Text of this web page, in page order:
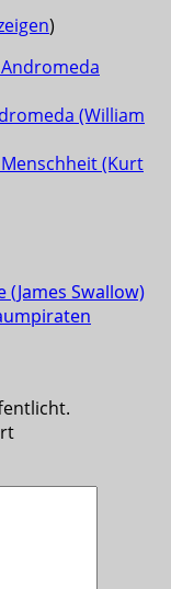
)
(William
(Kurt
(James Swallow)